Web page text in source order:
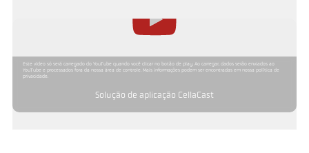
Este vídeo só será carregado do YouTube quando você clicar no botão de play. Ao carregar, dados serão enviados ao
YouTube e processados fora da nossa área de controle. Mais informações podem ser encontradas em nossa política de
privacidade.
Solução de aplicação CellaCast